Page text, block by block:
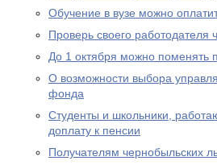
Обучение в вузе можно
Проверь своего работодателя
До 1 октября можно поменять
О возможности выбора
фонда
Студенты и школьники,
доплату к пенсии
Получателям чернобыльских